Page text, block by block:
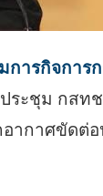
รกิจการก
ระชุม กสท
อากาศขัดต่